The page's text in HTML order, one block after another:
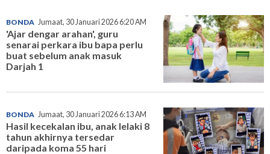
BONDA Jumaat, 30 Januari 2026 6:20 AM
'Ajar dengar arahan', guru
senarai perkara ibu bapa perlu
buat sebelum anak masuk
Darjah 1
BONDA Jumaat, 30 Januari 2026 6:13 AM
Hasil kecekalan ibu, anak lelaki 8
tahun akhirnya tersedar
daripada koma 55 hari